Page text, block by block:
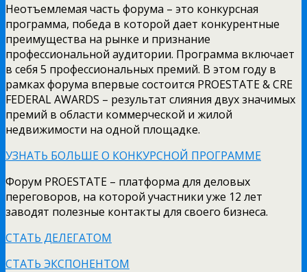
Неотъемлемая часть форума – это конкурсная
программа, победа в которой дает конкурентные
преимущества на рынке и признание
профессиональной аудитории. Программа включает
в себя 5 профессиональных премий. В этом году в
рамках форума впервые состоится PROESTATE & CRE
FEDERAL AWARDS – результат слияния двух значимых
премий в области коммерческой и жилой
недвижимости на одной площадке.
УЗНАТЬ БОЛЬШЕ О КОНКУРСНОЙ ПРОГРАММЕ
Форум PROESTATE – платформа для деловых
переговоров, на которой участники уже 12 лет
заводят полезные контакты для своего бизнеса.
СТАТЬ ДЕЛЕГАТОМ
СТАТЬ ЭКСПОНЕНТОМ